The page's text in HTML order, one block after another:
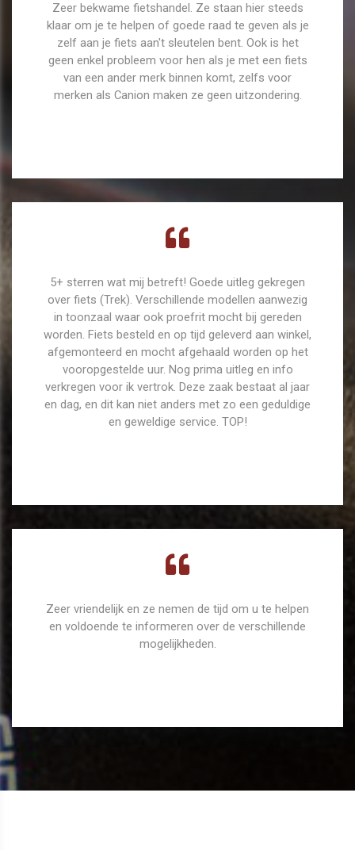
Zeer bekwame fietshandel. Ze staan hier steeds
klaar om je te helpen of goede raad te geven als je
zelf aan je fiets aan't sleutelen bent. Ook is het
geen enkel probleem voor hen als je met een fiets
van een ander merk binnen komt, zelfs voor
merken als Canion maken ze geen uitzondering.
5+ sterren wat mij betreft! Goede uitleg gekregen
over fiets (Trek). Verschillende modellen aanwezig
in toonzaal waar ook proefrit mocht bij gereden
worden. Fiets besteld en op tijd geleverd aan winkel,
afgemonteerd en mocht afgehaald worden op het
vooropgestelde uur. Nog prima uitleg en info
verkregen voor ik vertrok. Deze zaak bestaat al jaar
en dag, en dit kan niet anders met zo een geduldige
en geweldige service. TOP!
Zeer vriendelijk en ze nemen de tijd om u te helpen
en voldoende te informeren over de verschillende
mogelijkheden.